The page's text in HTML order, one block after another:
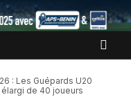
: Les Guépards U20
de 40 joueurs